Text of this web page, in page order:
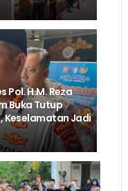
H.M. Reza
Buka Tutup
Keselamatan Jadi